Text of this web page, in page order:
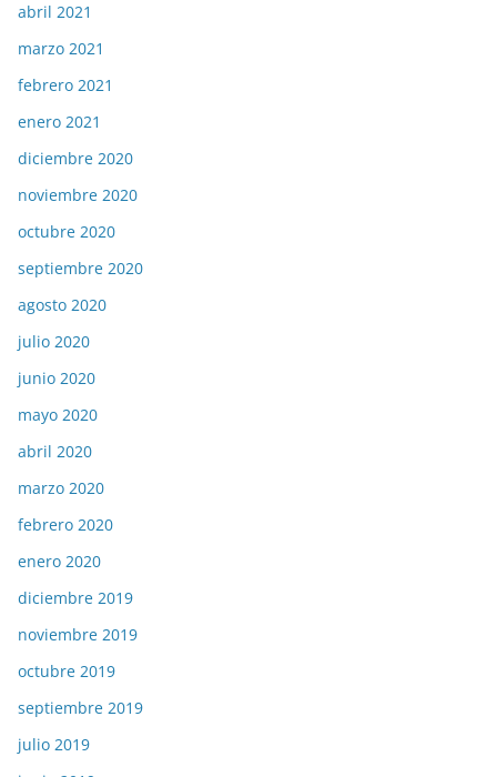
abril 2021
marzo 2021
febrero 2021
enero 2021
diciembre 2020
noviembre 2020
octubre 2020
septiembre 2020
agosto 2020
julio 2020
junio 2020
mayo 2020
abril 2020
marzo 2020
febrero 2020
enero 2020
diciembre 2019
noviembre 2019
octubre 2019
septiembre 2019
julio 2019